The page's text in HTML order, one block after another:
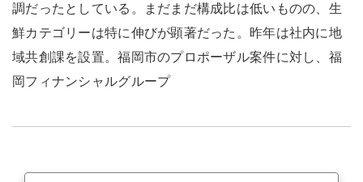
調だったとしている。まだまだ構成比は低いものの、生
鮮カテゴリーは特に伸びが顕著だった。昨年は社内に地
域共創課を設置。福岡市のプロポーザル案件に対し、福
岡フィナンシャルグループ